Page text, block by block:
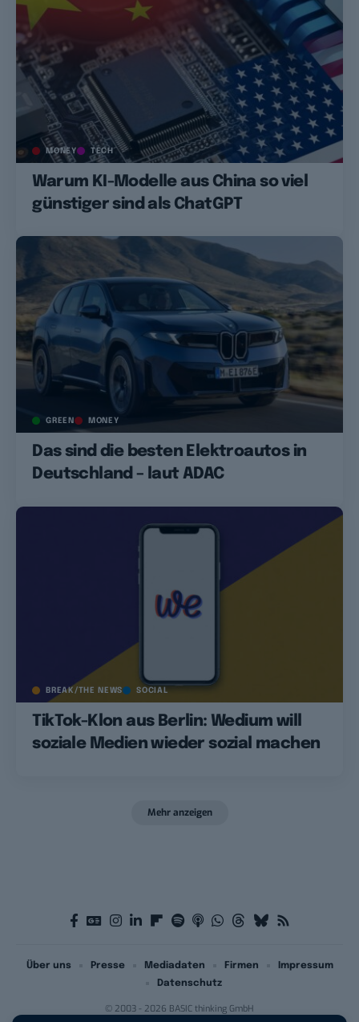
MONEY TECH
Warum KI-Modelle aus China so viel
günstiger sind als ChatGPT
GREEN MONEY
Das sind die besten Elektroautos in
Deutschland – laut ADAC
BREAK/THE NEWS SOCIAL
TikTok-Klon aus Berlin: Wedium will
soziale Medien wieder sozial machen
Mehr anzeigen
© 2003 - 2026 BASIC thinking GmbH
Über uns Presse Mediadaten Firmen
Impressum
Datenschutz